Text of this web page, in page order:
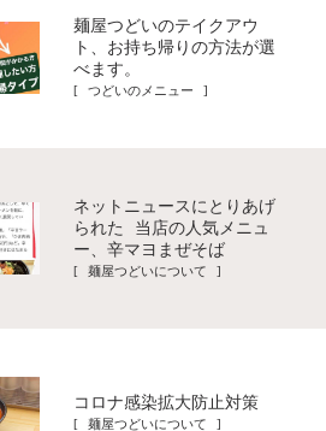
麺屋つどいのテイクアウ
ト、お持ち帰りの方法が選
べます。
[ つどいのメニュー ]
ネットニュースにとりあげ
られた‬ ‪当店の人気メニュ
ー、辛マヨまぜそば
[ 麺屋つどいについて ]
コロナ感染拡大防止対策
[ 麺屋つどいについて ]